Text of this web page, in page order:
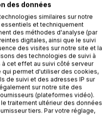
PANIER
des données
similaires sur notre
et techniquement
des méthodes d'analyse (par
digitales, ainsi que le suivi
des visites sur notre site et la
des technologies de suivi à
cet effet au suivi côté serveur
qui permet d'utiliser des cookies,
de suivi et des adresses IP sur
sur notre site des
(plateformes vidéo).
traitement ultérieur des données
tiers. Par votre réglage,